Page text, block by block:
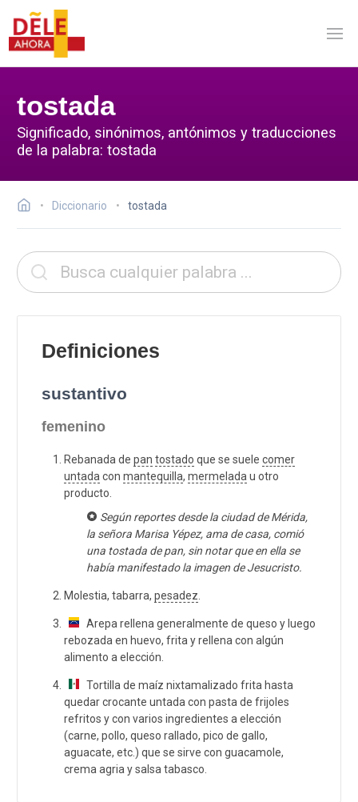
tostada
Significado, sinónimos, antónimos y traducciones
de la palabra: tostada
Diccionario tostada
Definiciones
sustantivo
femenino
Rebanada de pan tostado que se suele comer
untada con mantequilla, mermelada u otro
producto.
Según reportes desde la ciudad de Mérida,
la señora Marisa Yépez, ama de casa, comió
una tostada de pan, sin notar que en ella se
había manifestado la imagen de Jesucristo.
Molestia, tabarra, pesadez
Arepa rellena generalmente de queso y luego
rebozada en huevo, frita y rellena con algún
alimento a elección.
Tortilla de maíz nixtamalizado frita hasta
quedar crocante untada con pasta de frijoles
refritos y con varios ingredientes a elección
(carne, pollo, queso rallado, pico de gallo,
aguacate, etc.) que se sirve con guacamole,
crema agria y salsa tabasco.